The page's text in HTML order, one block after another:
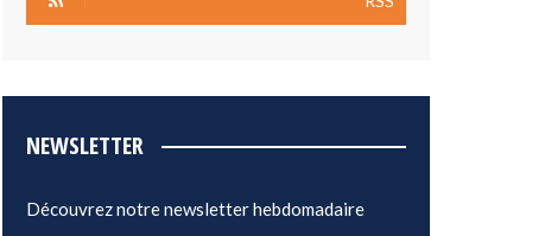
NEWSLETTER
Découvrez notre newsletter hebdomadaire